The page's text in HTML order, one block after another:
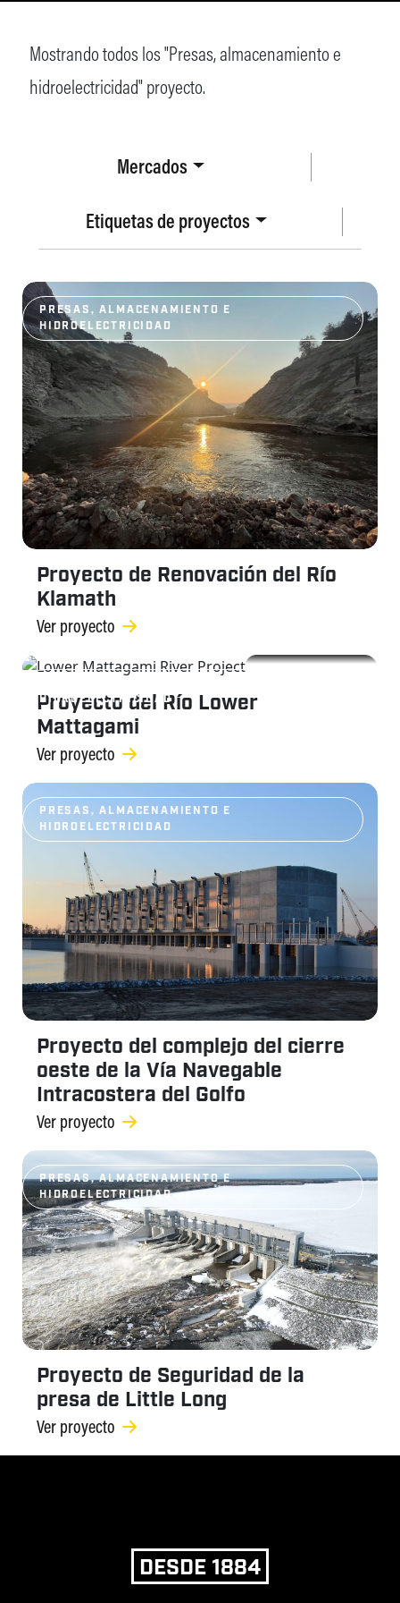
Mercados
Etiquetas de proyectos
Mostrando todos los "Presas, almacenamiento e
hidroelectricidad" proyecto.
PRESAS, ALMACENAMIENTO E
HIDROELECTRICIDAD
Proyecto de Renovación del Río
Klamath
Ver proyecto
HIDROELECTRICIDAD
Proyecto del Río Lower
Mattagami
Ver proyecto
PRESAS, ALMACENAMIENTO E
HIDROELECTRICIDAD
Proyecto del complejo del cierre
oeste de la Vía Navegable
Intracostera del Golfo
Ver proyecto
PRESAS, ALMACENAMIENTO E
HIDROELECTRICIDAD
Proyecto de Seguridad de la
presa de Little Long
Ver proyecto
DESDE 1884